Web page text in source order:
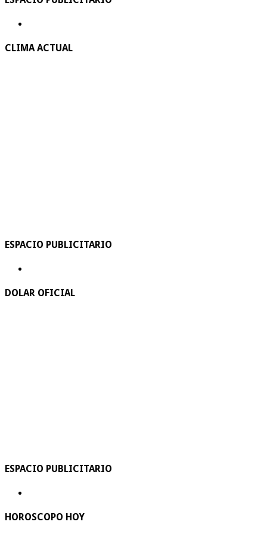
CLIMA ACTUAL
ESPACIO PUBLICITARIO
DOLAR OFICIAL
ESPACIO PUBLICITARIO
HOROSCOPO HOY